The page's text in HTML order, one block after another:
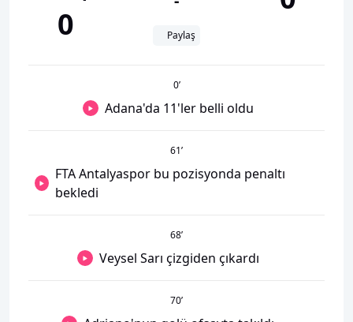
0 Paylaş
0’
Adana'da 11'ler belli oldu
61’
FTA Antalyaspor bu pozisyonda penaltı
bekledi
68’
Veysel Sarı çizgiden çıkardı
70’